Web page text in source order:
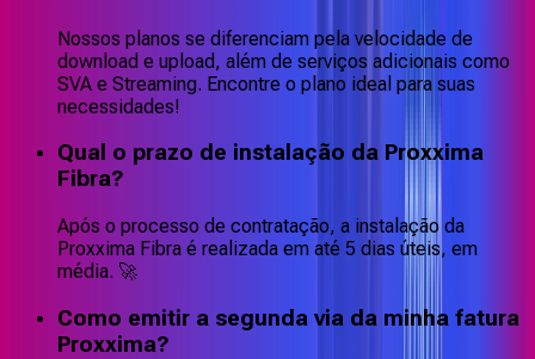
Nossos planos se diferenciam pela velocidade de
download e upload, além de serviços adicionais como
SVA e Streaming. Encontre o plano ideal para suas
necessidades!
Qual o prazo de instalação da Proxxima
Fibra?
Após o processo de contratação, a instalação da
Proxxima Fibra é realizada em até 5 dias úteis, em
média. 🚀
Como emitir a segunda via da minha fatura
Proxxima?